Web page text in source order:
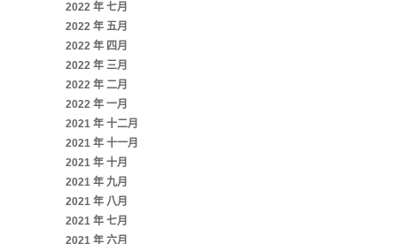
2022 年 七月
2022 年 五月
2022 年 四月
2022 年 三月
2022 年 二月
2022 年 一月
2021 年 十二月
2021 年 十一月
2021 年 十月
2021 年 九月
2021 年 八月
2021 年 七月
2021 年 六月